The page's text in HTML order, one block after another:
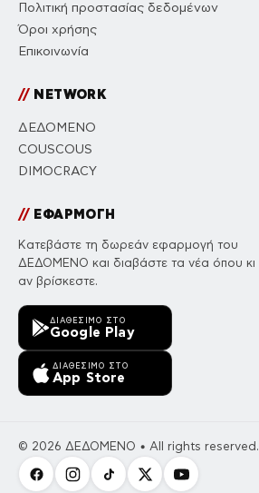
Πολιτική προστασίας δεδομένων
Όροι χρήσης
Επικοινωνία
//NETWORK
ΔΕΔΟΜΕΝΟ
COUSCOUS
DIMOCRACY
//ΕΦΑΡΜΟΓΗ
Κατεβάστε τη δωρεάν εφαρμογή του
ΔΕΔΟΜΕΝΟ και διαβάστε τα νέα όπου κι
αν βρίσκεστε.
ΔΙΑΘΈΣΙΜΟ ΣΤΟ
Google Play
ΔΙΑΘΈΣΙΜΟ ΣΤΟ
App Store
© 2026 ΔΕΔΟΜΕΝΟ • All rights reserved.